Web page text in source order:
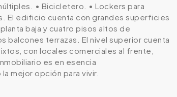
• Bicicletero. • Lockers para
El edificio cuenta con grandes superficies
baja y cuatro pisos altos de
balcones terrazas. El nivel superior cuenta
con locales comerciales al frente,
es en esencia
mejor opción para vivir.